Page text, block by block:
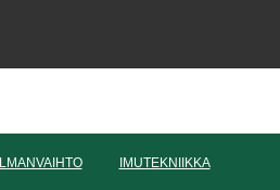
ILMANVAIHTO IMUTEKNIIKKA